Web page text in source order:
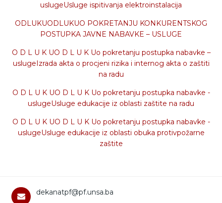
uslugeUsluge ispitivanja elektroinstalacija
ODLUKUODLUKUO POKRETANJU KONKURENTSKOG
POSTUPKA JAVNE NABAVKE – USLUGE
O D L U K UO D L U K Uo pokretanju postupka nabavke –
uslugeIzrada akta o procjeni rizika i internog akta o zaštiti
na radu
O D L U K UO D L U K Uo pokretanju postupka nabavke -
uslugeUsluge edukacije iz oblasti zaštite na radu
O D L U K UO D L U K Uo pokretanju postupka nabavke -
uslugeUsluge edukacije iz oblasti obuka protivpožarne
zaštite
dekanatpf@pf.unsa.ba